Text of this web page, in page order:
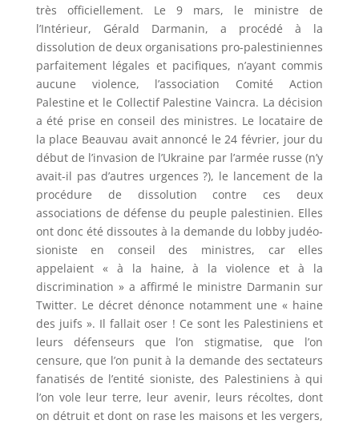
très officiellement. Le 9 mars, le ministre de
l’Intérieur, Gérald Darmanin, a procédé à la
dissolution de deux organisations pro-palestiniennes
parfaitement légales et pacifiques, n’ayant commis
aucune violence, l’association Comité Action
Palestine et le Collectif Palestine Vaincra. La décision
a été prise en conseil des ministres. Le locataire de
la place Beauvau avait annoncé le 24 février, jour du
début de l’invasion de l’Ukraine par l’armée russe (n’y
avait-il pas d’autres urgences ?), le lancement de la
procédure de dissolution contre ces deux
associations de défense du peuple palestinien. Elles
ont donc été dissoutes à la demande du lobby judéo-
sioniste en conseil des ministres, car elles
appelaient « à la haine, à la violence et à la
discrimination » a affirmé le ministre Darmanin sur
Twitter. Le décret dénonce notamment une « haine
des juifs ». Il fallait oser ! Ce sont les Palestiniens et
leurs défenseurs que l’on stigmatise, que l’on
censure, que l’on punit à la demande des sectateurs
fanatisés de l’entité sioniste, des Palestiniens à qui
l’on vole leur terre, leur avenir, leurs récoltes, dont
on détruit et dont on rase les maisons et les vergers,